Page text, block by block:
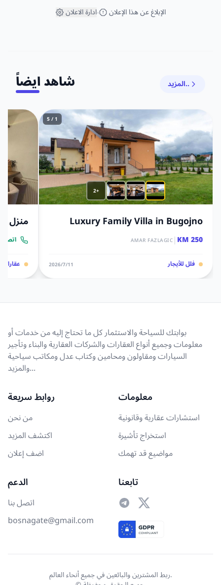
ادارة الاعلان• الإبلاغ عن هذا الإعلان
شاهد ايضاً المزيد..
+2
1 / 5
Luxury Family Villa in Bugojno
250 KM
|
AMAR FAZLAGIC
فلل للأيجار 11‏/7‏/2026
منزل
اتصل
عقارات
بوابتك للسياحة والاستثمار كل ما تحتاج إليه من خدمات أو
معلومات وجميع أنواع العقارات والشركات العقارية والبناء وتأجير
السيارات ومقاولون ومحامين وكتاب عدل ومكاتب سياحية
والمزيد...
روابط سريعة
من نحن
اكتشف المزيد
اضف إعلان
معلومات
استشارات عقارية وقانونية
استخراج تأشيرة
مواضيع قد تهمك
الدعم
اتصل بنا
bosnagate@gmail.com
تابعنا
ربط المشترين والبائعين في جميع أنحاء العالم.